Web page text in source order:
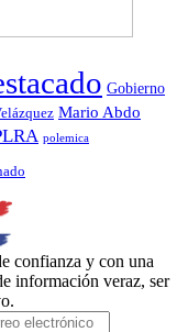
Gobierno
Mario Abdo
polemica
confianza y con una
información veraz, ser